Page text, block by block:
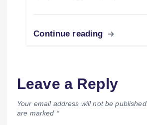
Continue reading
Leave a Reply
Your email address will not be published.
are marked *